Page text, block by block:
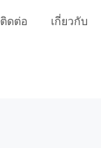
ติดต่อ เกี่ยวกับ